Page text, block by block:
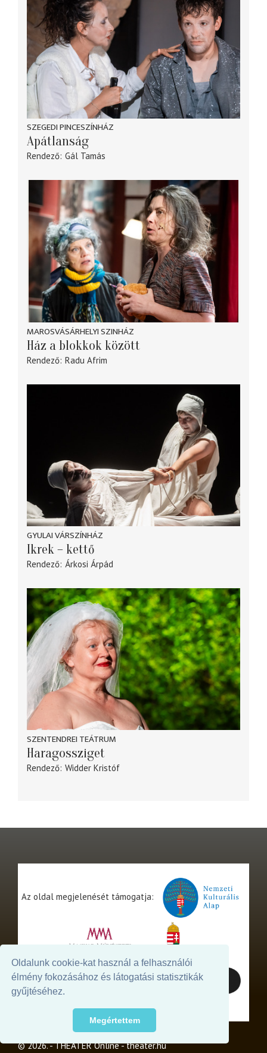
Oldalunk cookie-kat használ a felhasználói
élmény fokozásához és látogatási statisztikák
gyűjtéséhez.
Megértettem
SZEGEDI PINCESZÍNHÁZ
Apátlanság
Rendező Gál Tamás
MAROSVÁSÁRHELYI SZINHÁZ
Ház a blokkok között
Rendező Radu Afrim
GYULAI VÁRSZÍNHÁZ
Ikrek – kettő
Rendező Árkosi Árpád
SZENTENDREI TEÁTRUM
Haragossziget
Rendező Widder Kristóf
Az oldal megjelenését támogatja:
© 2026. - THEATER Online -theater.hu